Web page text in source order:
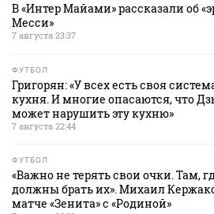
В «Интер Майами» рассказали об
Месси»
7 августа 23:37
ФУТБОЛ
Григорян: «У всех есть своя
кухня. И многие опасаются, что
может нарушить эту кухню»
7 августа 22:44
ФУТБОЛ
«Важно не терять свои очки. Там,
должны брать их». Михаил
матче «Зенита» с «Родиной»